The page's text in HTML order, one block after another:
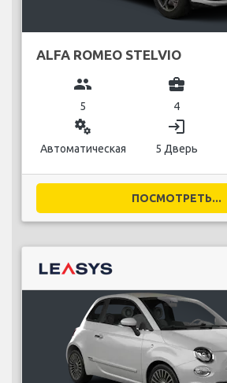
ALFA ROMEO STELVIO
group
5
business_center
4
miscellaneous_services
Автоматическая
login
5 Дверь
ПОСМОТРЕТЬ...